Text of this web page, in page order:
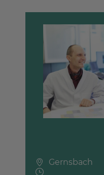
Gernsbach